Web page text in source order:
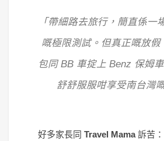
「帶細路去旅行，簡直係一
嘅極限測試。但真正嘅放假
包同 BB 車掟上 Benz 保姆
舒舒服服咁享受南台灣
好多家長同 Travel Mama訴苦